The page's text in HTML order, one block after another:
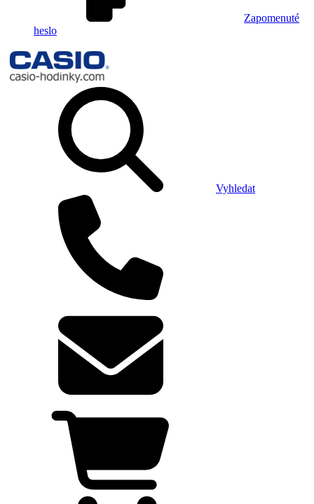
Zapomenuté
heslo
Vyhledat